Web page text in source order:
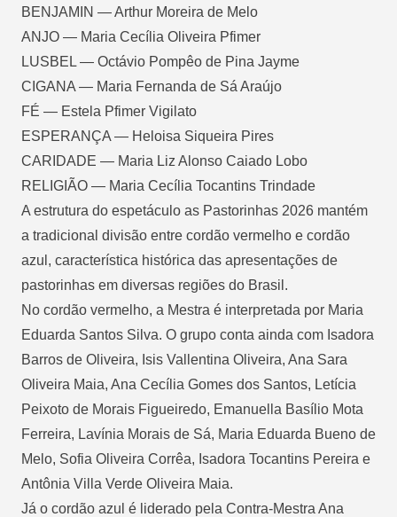
BENJAMIN — Arthur Moreira de Melo
ANJO — Maria Cecília Oliveira Pfimer
LUSBEL — Octávio Pompêo de Pina Jayme
CIGANA — Maria Fernanda de Sá Araújo
FÉ — Estela Pfimer Vigilato
ESPERANÇA — Heloisa Siqueira Pires
CARIDADE — Maria Liz Alonso Caiado Lobo
RELIGIÃO — Maria Cecília Tocantins Trindade
A estrutura do espetáculo as Pastorinhas 2026 mantém
a tradicional divisão entre cordão vermelho e cordão
azul, característica histórica das apresentações de
pastorinhas em diversas regiões do Brasil.
No cordão vermelho, a Mestra é interpretada por Maria
Eduarda Santos Silva. O grupo conta ainda com Isadora
Barros de Oliveira, Isis Vallentina Oliveira, Ana Sara
Oliveira Maia, Ana Cecília Gomes dos Santos, Letícia
Peixoto de Morais Figueiredo, Emanuella Basílio Mota
Ferreira, Lavínia Morais de Sá, Maria Eduarda Bueno de
Melo, Sofia Oliveira Corrêa, Isadora Tocantins Pereira e
Antônia Villa Verde Oliveira Maia.
Já o cordão azul é liderado pela Contra-Mestra Ana